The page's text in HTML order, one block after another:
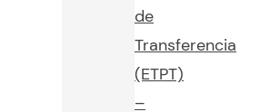
de
Transferencia
(ETPT)
–